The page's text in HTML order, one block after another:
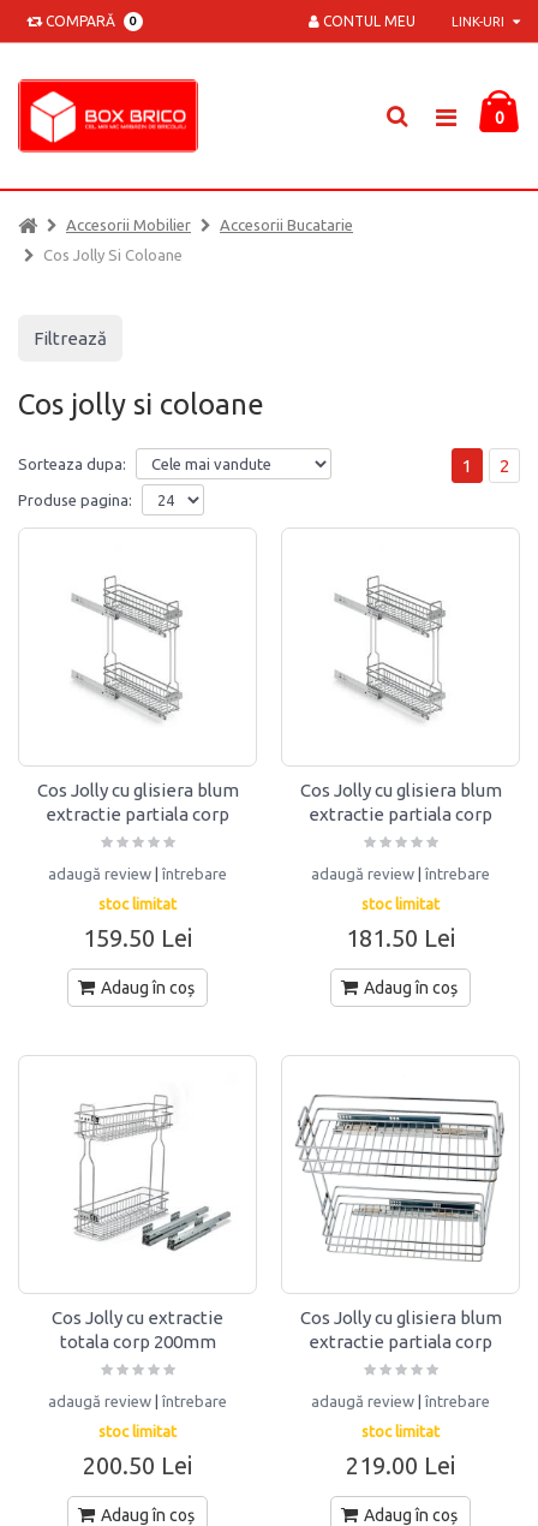
COMPARĂ 0 LINK-URI
CONTUL MEU
0
Accesorii Mobilier
Accesorii Bucatarie
Cos Jolly Si Coloane
Filtrează
Cos jolly si coloane
Sorteaza dupa: 1 2
Produse pagina:
Cos Jolly cu glisiera blum
extractie partiala corp
150mm ENG
adaugă review | întrebare
stoc limitat
159.50 Lei
Adaug în coș
Cos Jolly cu glisiera blum
extractie partiala corp
200mm ENG
adaugă review | întrebare
stoc limitat
181.50 Lei
Adaug în coș
Cos Jolly cu extractie
totala corp 200mm
Hafele
adaugă review | întrebare
stoc limitat
200.50 Lei
Adaug în coș
Cos Jolly cu glisiera blum
extractie partiala corp
300mm ENG
adaugă review | întrebare
stoc limitat
219.00 Lei
Adaug în coș